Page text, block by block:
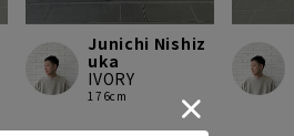
Junichi Nishiz
uka
IVORY
176cm